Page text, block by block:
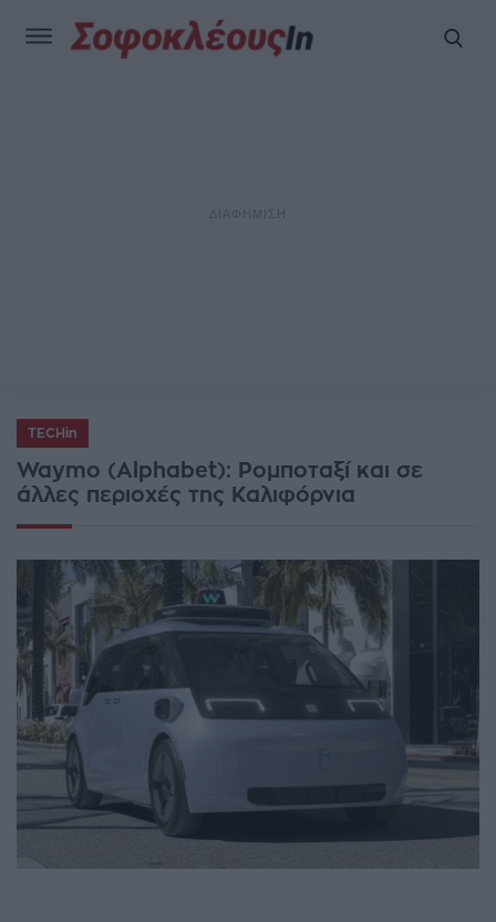
TECHin
Waymo (Alphabet): Ρομποταξί και σε
άλλες περιοχές της Καλιφόρνια